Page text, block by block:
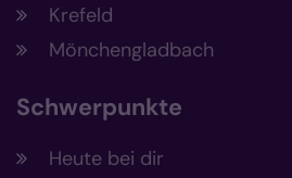
Krefeld
Mönchengladbach
Schwerpunkte
Heute bei dir